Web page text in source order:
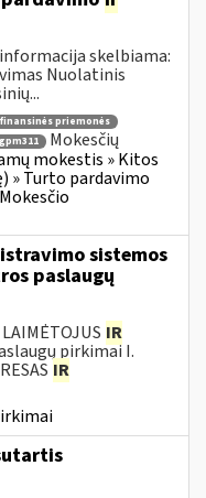
skelbiama:
Nuolatinis
priemonės
gpm311
Mokesčių
mokestis » Kitos
» Turto pardavimo
sistemos
paslaugų
IR
pirkimai I.
IR